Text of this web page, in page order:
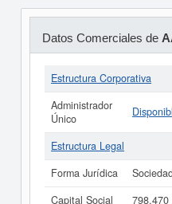
Datos Comerciales de
Estructura Corporativa
Administrador
Único
Estructura Legal
Forma Jurídica
Capital Social
798.470